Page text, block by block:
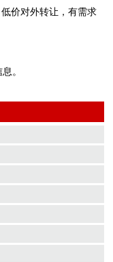
价对外转让，有需求
。